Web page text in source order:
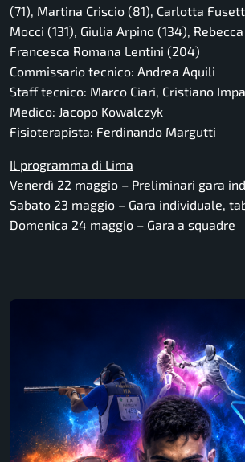
(71), Martina Criscio (81), Carlotta
Mocci (131), Giulia Arpino (134),
Francesca Romana Lentini (204)
Commissario tecnico: Andrea Aquili
Staff tecnico: Marco Ciari, Cristiano
Medico: Jacopo Kowalczyk
Fisioterapista: Ferdinando Margutti
Il programma di Lima
Venerdì 22 maggio – Preliminari gara
Sabato 23 maggio – Gara individuale,
Domenica 24 maggio – Gara a squadre